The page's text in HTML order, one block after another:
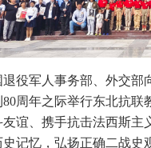
役军人事务部、外交
80周年之际举行东北抗联
谊、携手抗击法西斯
记忆，弘扬正确二战史